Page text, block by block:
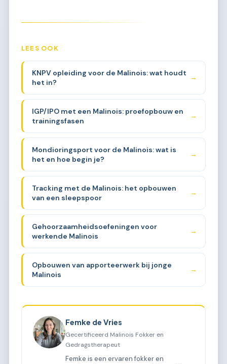
LEES OOK
KNPV opleiding voor de Malinois: wat houdt
het in?
→
IGP/IPO met een Malinois: proefopbouw en
trainingsfasen
→
Mondioringsport voor de Malinois: wat is
het en hoe begin je?
→
Tracking met de Malinois: het opbouwen
van een sleepspoor
→
Gehoorzaamheidsoefeningen voor
werkende Malinois
→
Opbouwen van apporteerwerk bij jonge
Malinois
→
Femke de Vries
Gecertificeerd Malinois Fokker en
Gedragstherapeut
Femke is een ervaren fokker en